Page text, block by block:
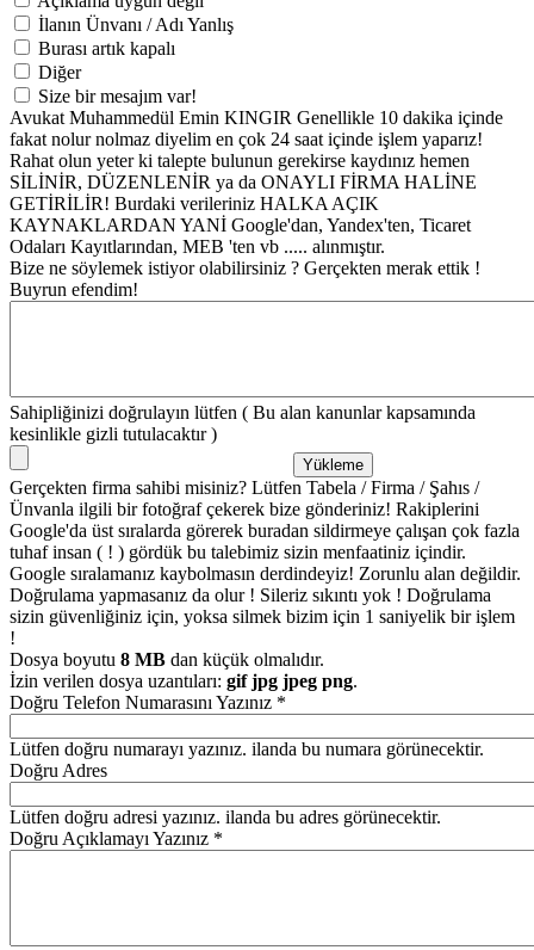
İlanın Ünvanı / Adı Yanlış
Burası artık kapalı
Diğer
Size bir mesajım var!
Avukat Muhammedül Emin KINGIR Genellikle 10 dakika içinde
fakat nolur nolmaz diyelim en çok 24 saat içinde işlem yaparız!
Rahat olun yeter ki talepte bulunun gerekirse kaydınız hemen
SİLİNİR, DÜZENLENİR ya da ONAYLI FİRMA HALİNE
GETİRİLİR! Burdaki verileriniz HALKA AÇIK
KAYNAKLARDAN YANİ Google'dan, Yandex'ten, Ticaret
Odaları Kayıtlarından, MEB 'ten vb ..... alınmıştır.
Bize ne söylemek istiyor olabilirsiniz ? Gerçekten merak ettik !
Buyrun efendim!
Sahipliğinizi doğrulayın lütfen ( Bu alan kanunlar kapsamında
kesinlikle gizli tutulacaktır )
Gerçekten firma sahibi misiniz? Lütfen Tabela / Firma / Şahıs /
Ünvanla ilgili bir fotoğraf çekerek bize gönderiniz! Rakiplerini
Google'da üst sıralarda görerek buradan sildirmeye çalışan çok fazla
tuhaf insan ( ! ) gördük bu talebimiz sizin menfaatiniz içindir.
Google sıralamanız kaybolmasın derdindeyiz! Zorunlu alan değildir.
Doğrulama yapmasanız da olur ! Sileriz sıkıntı yok ! Doğrulama
sizin güvenliğiniz için, yoksa silmek bizim için 1 saniyelik bir işlem
!
Dosya boyutu 8 MB dan küçük olmalıdır.
İzin verilen dosya uzantıları: gif jpg jpeg png.
Doğru Telefon Numarasını Yazınız *
Lütfen doğru numarayı yazınız. ilanda bu numara görünecektir.
Doğru Adres
Lütfen doğru adresi yazınız. ilanda bu adres görünecektir.
Doğru Açıklamayı Yazınız *